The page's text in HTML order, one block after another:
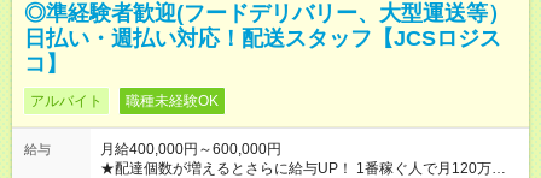
◎準経験者歓迎(フードデリバリー、大型運送等）
日払い・週払い対応！配送スタッフ【JCSロジス
コ】
アルバイト 職種未経験OK
給与
月給400,000円～600,000円
★配達個数が増えるとさらに給与UP！ 1番稼ぐ人で月120万ほ